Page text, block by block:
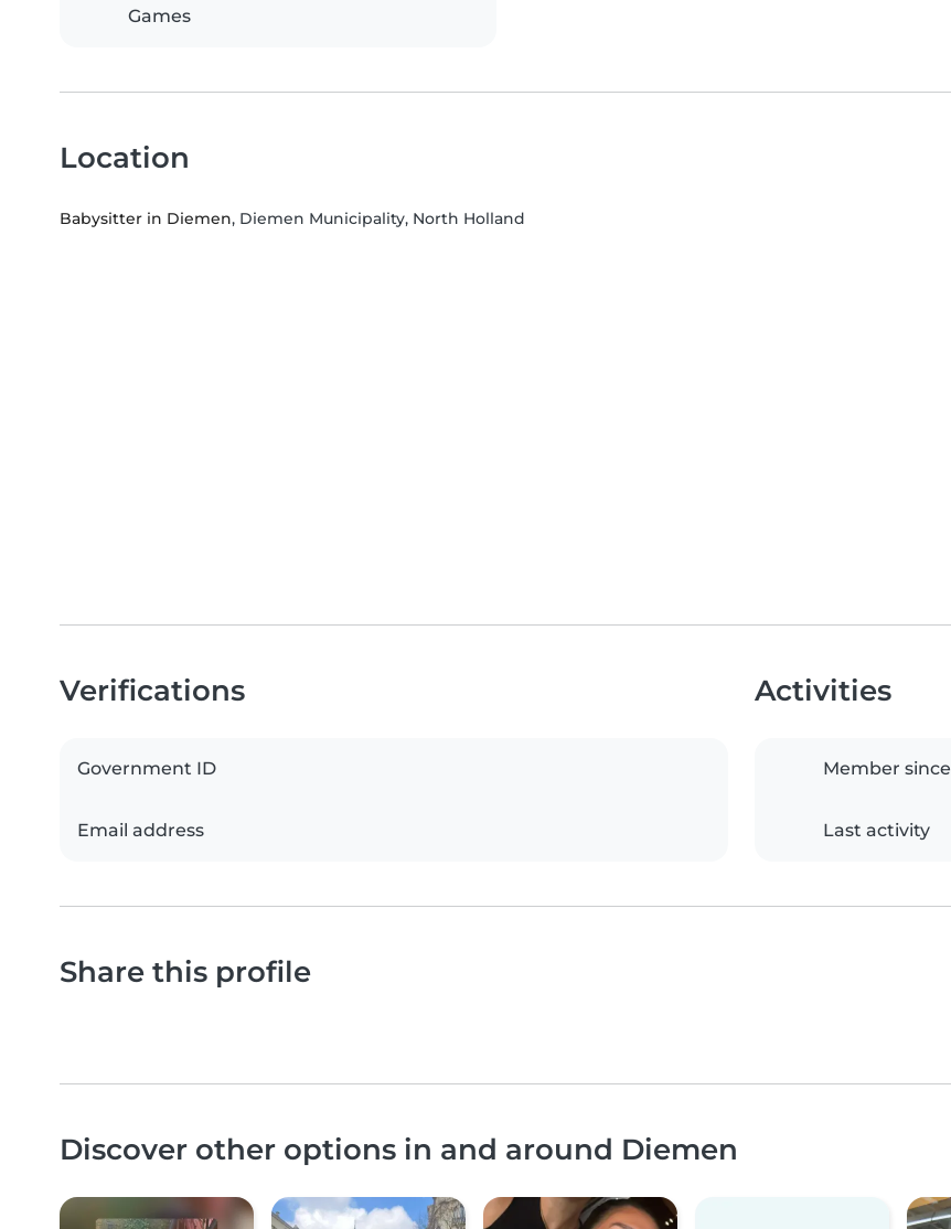
Games
Location
Babysitter in Diemen, Diemen Municipality, North Holland
Verifications
Government ID
Email address
Activities
Member since
Last activity
Share this profile
Discover other options in and around Diemen